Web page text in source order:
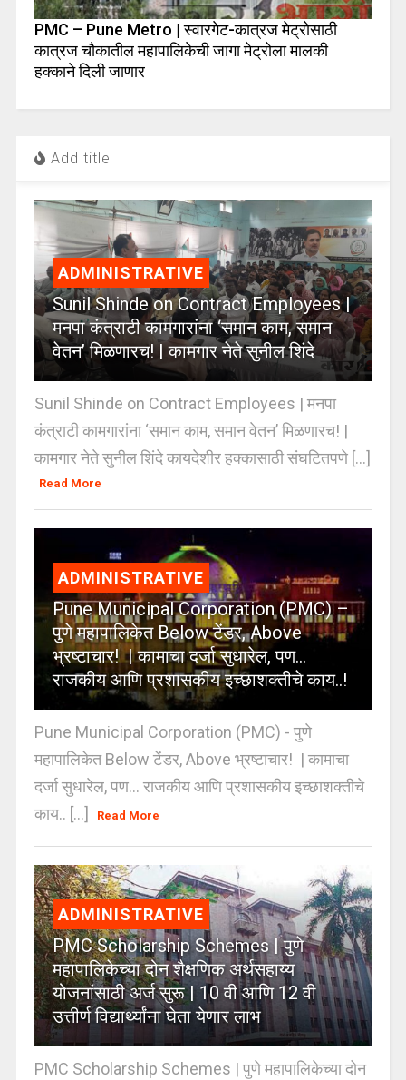
PMC – Pune Metro | स्वारगेट-कात्रज मेट्रोसाठी
कात्रज चौकातील महापालिकेची जागा मेट्रोला मालकी
हक्काने दिली जाणार
Add title
ADMINISTRATIVE
Sunil Shinde on Contract Employees |
मनपा कंत्राटी कामगारांना ‘समान काम, समान
वेतन’ मिळणारच! | कामगार नेते सुनील शिंदे
Sunil Shinde on Contract Employees | मनपा
कंत्राटी कामगारांना ‘समान काम, समान वेतन’ मिळणारच! |
कामगार नेते सुनील शिंदे कायदेशीर हक्कासाठी संघटितपणे [...]
Read More
ADMINISTRATIVE
Pune Municipal Corporation (PMC) –
पुणे महापालिकेत Below टेंडर, Above
भ्रष्टाचार! | कामाचा दर्जा सुधारेल, पण…
राजकीय आणि प्रशासकीय इच्छाशक्तीचे काय..!
Pune Municipal Corporation (PMC) - पुणे
महापालिकेत Below टेंडर, Above भ्रष्टाचार! | कामाचा
दर्जा सुधारेल, पण… राजकीय आणि प्रशासकीय इच्छाशक्तीचे
काय.. [...]
Read More
ADMINISTRATIVE
PMC Scholarship Schemes | पुणे
महापालिकेच्या दोन शैक्षणिक अर्थसहाय्य
योजनांसाठी अर्ज सुरू | 10 वी आणि 12 वी
उत्तीर्ण विद्यार्थ्यांना घेता येणार लाभ
PMC Scholarship Schemes | पुणे महापालिकेच्या दोन